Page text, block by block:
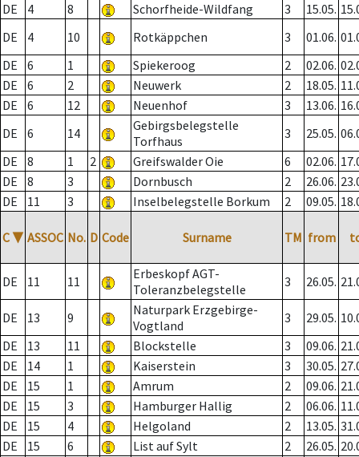
DE
4 8 Schorfheide-Wildfang 3 15.05.
DE
4 10 Rotkäppchen 3 01.06.
DE
6 1 Spiekeroog 2 02.06.
DE
6 2 Neuwerk 2 18.05.
DE
6 12 Neuenhof 3 13.06.
DE
6 14
Gebirgsbelegstelle
Torfhaus
3 25.05.
DE
8 1 2 Greifswalder Oie 6 02.06.
DE
8 3 Dornbusch 2 26.06.
DE
11 3 Inselbelegstelle Borkum 2 09.05.
C ▼ ASSOC No. D Code Surname TM from
DE 11 11
Erbeskopf AGT-
Toleranzbelegstelle
3 26.05.
DE 13 9
Naturpark Erzgebirge-
Vogtland
3 29.05.
DE
13 11 Blockstelle 3 09.06.
DE
14 1 Kaiserstein 3 30.05.
DE
15 1 Amrum 2 09.06.
DE
15 3 Hamburger Hallig 2 06.06.
DE
15 4 Helgoland 2 13.05.
DE
15 6 List auf Sylt 2 26.05.